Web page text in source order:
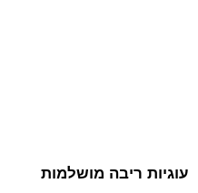
עוגיות ריבה מושלמות